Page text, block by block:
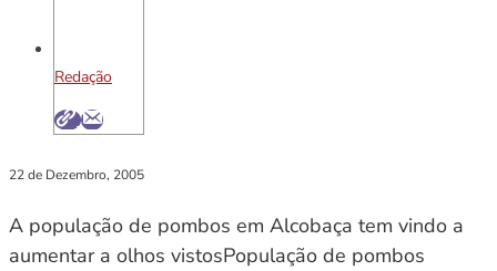
Redação
22 de Dezembro, 2005
A população de pombos em Alcobaça tem vindo a
aumentar a olhos vistosPopulação de pombos